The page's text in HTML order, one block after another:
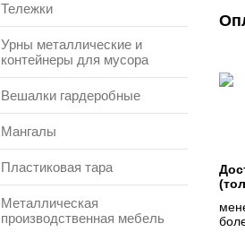
Тележки
Урны металлические и
контейнеры для мусора
Вешалки гардеробные
Мангалы
Пластиковая тара
Металлическая
производственная мебель